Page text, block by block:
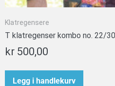
Klatregensere
T klatregenser kombo no. 22/
kr 500,00
Legg i handlekurv